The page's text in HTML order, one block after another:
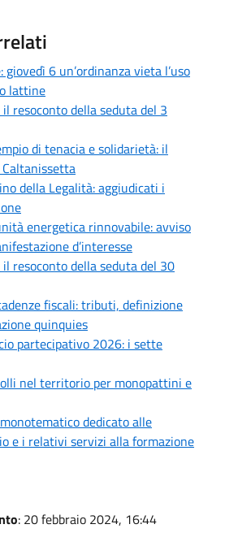
giovedì 6 un’ordinanza vieta l’uso
lattine
resoconto della seduta del 3
di tenacia e solidarietà: il
della Legalità: aggiudicati i
energetica rinnovabile: avviso
d’interesse
resoconto della seduta del 30
fiscali: tributi, definizione
quinquies
partecipativo 2026: i sette
nel territorio per monopattini e
dedicato alle
e i relativi servizi alla formazione
: 20 febbraio 2024, 16:44